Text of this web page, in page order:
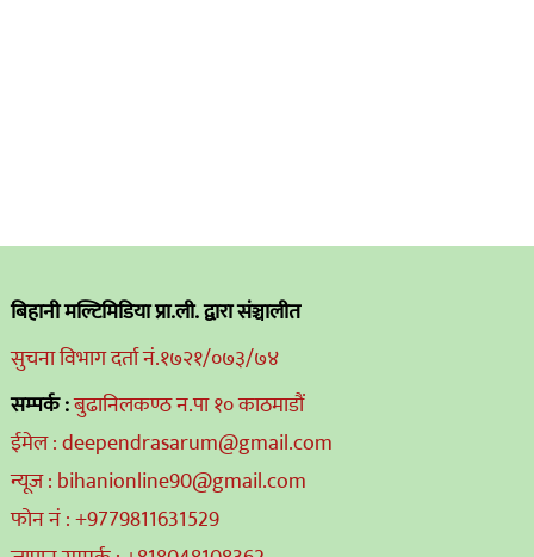
बिहानी मल्टिमिडिया प्रा.ली. द्वारा संञ्चालीत
सुचना विभाग दर्ता नं.१७२१/०७३/७४
सम्पर्क :बुढानिलकण्ठ न.पा १० काठमाडौं
ईमेल : deependrasarum@gmail.com
न्यूज : bihanionline90@gmail.com
फोन नं : +9779811631529